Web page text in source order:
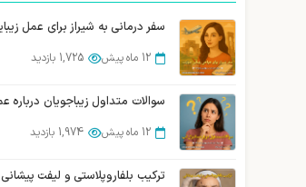
12 ماه پیش 1,725 بازدید
12 ماه پیش 1,974 بازدید
ترکیب بلفاروپلاستی و لیفت پیشانی